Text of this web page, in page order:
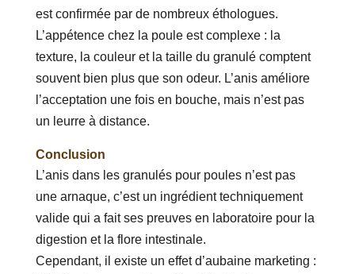
est confirmée par de nombreux éthologues.
L’appétence chez la poule est complexe : la
texture, la couleur et la taille du granulé comptent
souvent bien plus que son odeur. L’anis améliore
l’acceptation une fois en bouche, mais n’est pas
un leurre à distance.
Conclusion
L’anis dans les granulés pour poules n’est pas
une arnaque, c’est un ingrédient techniquement
valide qui a fait ses preuves en laboratoire pour la
digestion et la flore intestinale.
Cependant, il existe un effet d’aubaine marketing :